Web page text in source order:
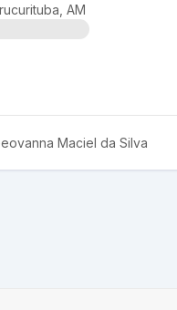
, AM
Maciel da Silva